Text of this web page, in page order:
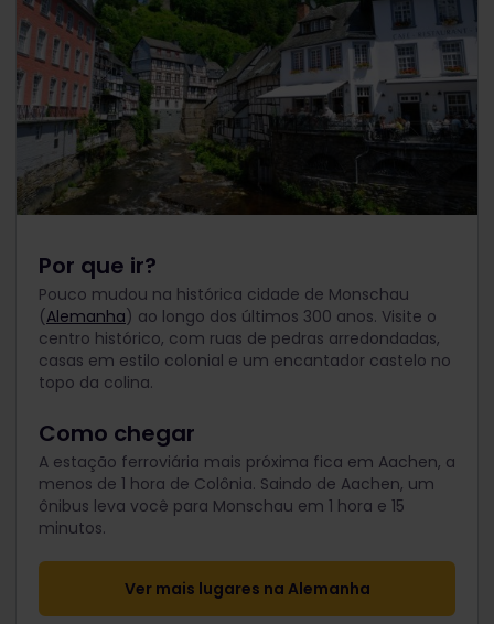
Por que ir?
Pouco mudou na histórica cidade de Monschau
(Alemanha) ao longo dos últimos 300 anos. Visite o
centro histórico, com ruas de pedras arredondadas,
casas em estilo colonial e um encantador castelo no
topo da colina.
Como chegar
A estação ferroviária mais próxima fica em Aachen, a
menos de 1 hora de Colônia. Saindo de Aachen, um
ônibus leva você para Monschau em 1 hora e 15
minutos.
Ver mais lugares na Alemanha